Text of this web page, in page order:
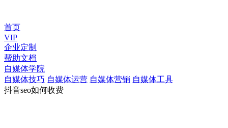
首页
VIP
企业定制
帮助文档
自媒体学院
自媒体技巧 自媒体运营 自媒体营销 自媒体工具
抖音seo如何收费